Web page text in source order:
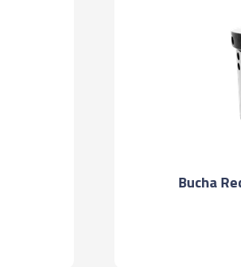
06155 - BUCHA REDUÇÃO PARA VDI - 50 X
06156 - BUCHA REDUÇÃO PARA VDI - 50 X
06157 - BUCHA REDUÇÃO PARA VDI - 50 X
Bucha